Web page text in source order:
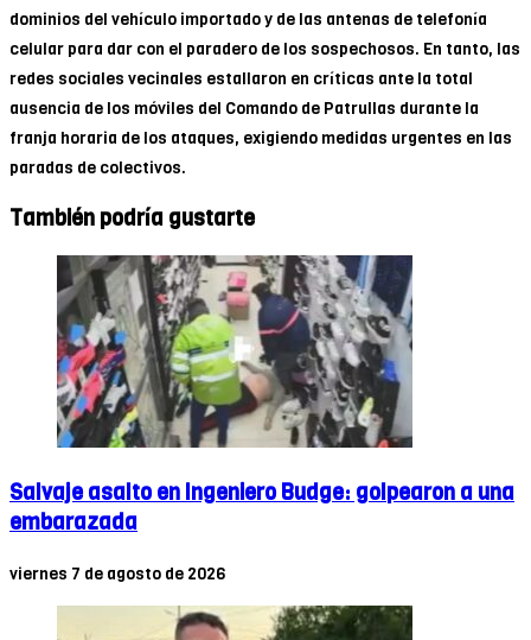
dominios del vehículo importado y de las antenas de telefonía
celular para dar con el paradero de los sospechosos. En tanto, las
redes sociales vecinales estallaron en críticas ante la total
ausencia de los móviles del Comando de Patrullas durante la
franja horaria de los ataques, exigiendo medidas urgentes en las
paradas de colectivos.
También podría gustarte
Salvaje asalto en Ingeniero Budge: golpearon a una
embarazada
viernes 7 de agosto de 2026